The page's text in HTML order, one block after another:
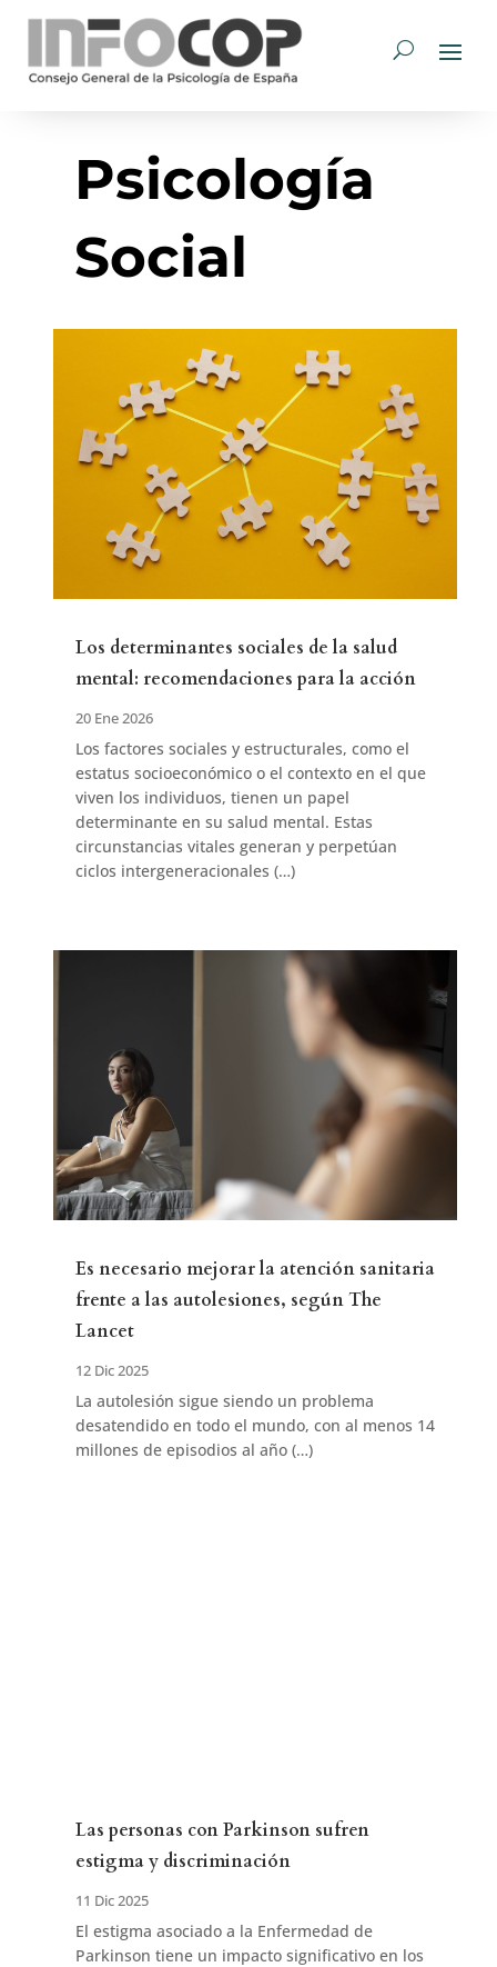
Psicología
Social
Los determinantes sociales de la salud
mental: recomendaciones para la acción
20 Ene 2026
Los factores sociales y estructurales, como el
estatus socioeconómico o el contexto en el que
viven los individuos, tienen un papel
determinante en su salud mental. Estas
circunstancias vitales generan y perpetúan
ciclos intergeneracionales (…)
Es necesario mejorar la atención sanitaria
frente a las autolesiones, según The
Lancet
12 Dic 2025
La autolesión sigue siendo un problema
desatendido en todo el mundo, con al menos 14
millones de episodios al año (…)
Las personas con Parkinson sufren
estigma y discriminación
11 Dic 2025
El estigma asociado a la Enfermedad de
Parkinson tiene un impacto significativo en los